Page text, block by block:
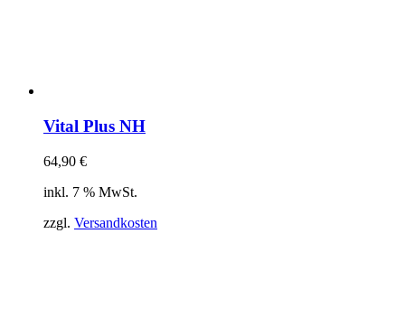
Vital Plus NH
64,90 €
inkl. 7 % MwSt.
zzgl. Versandkosten